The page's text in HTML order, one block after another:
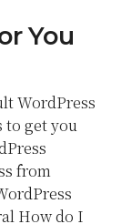
You
WordPress
to get you
from
How do I